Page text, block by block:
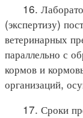
16.
(экспертизу)
ветеринарных
параллельно с
кормов и
организаций,
17. Сроки